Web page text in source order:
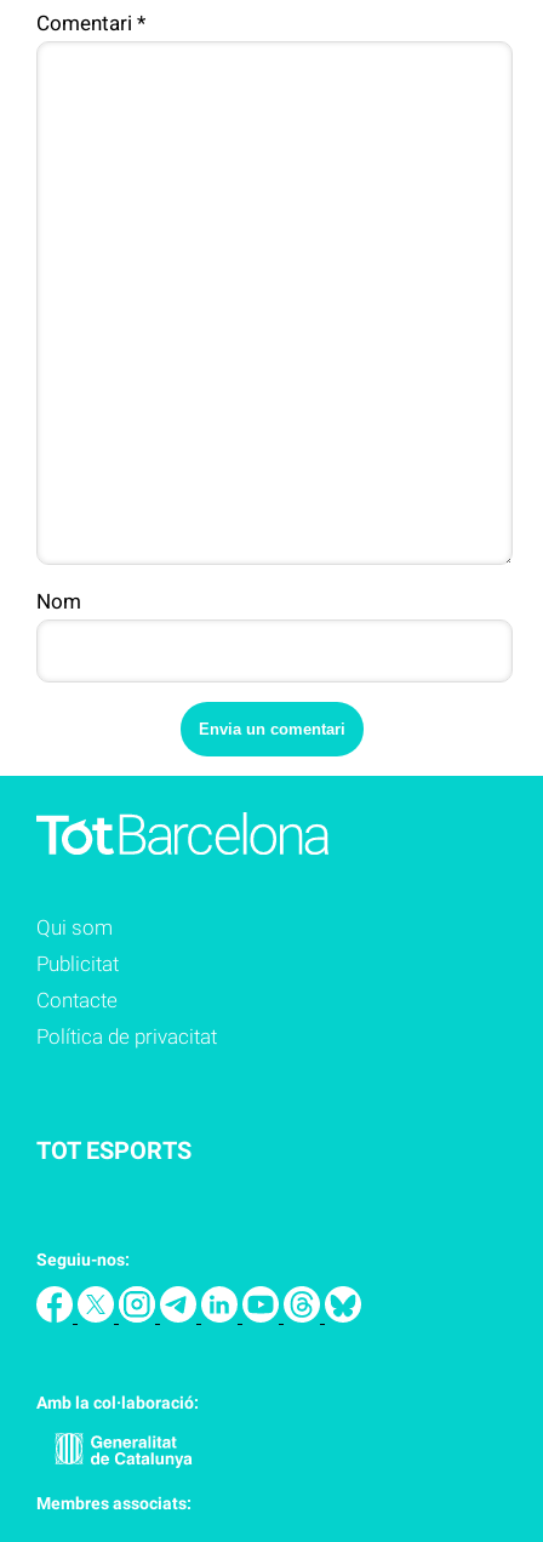
Comentari *
Nom
Qui som
Publicitat
Contacte
Política de privacitat
TOT ESPORTS
Seguiu-nos:
Amb la col·laboració:
Membres associats: